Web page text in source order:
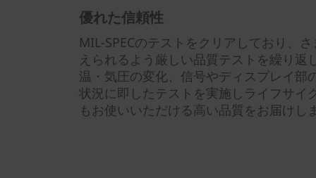
優れた信頼性
MIL-SPECのテストをクリアしており、
えられるよう厳しい品質テストを繰り返
温・気圧の変化、信号やディスプレイ部
状況に即したテストを実施しライフサイ
もお使いいただける高い品質をお届けし